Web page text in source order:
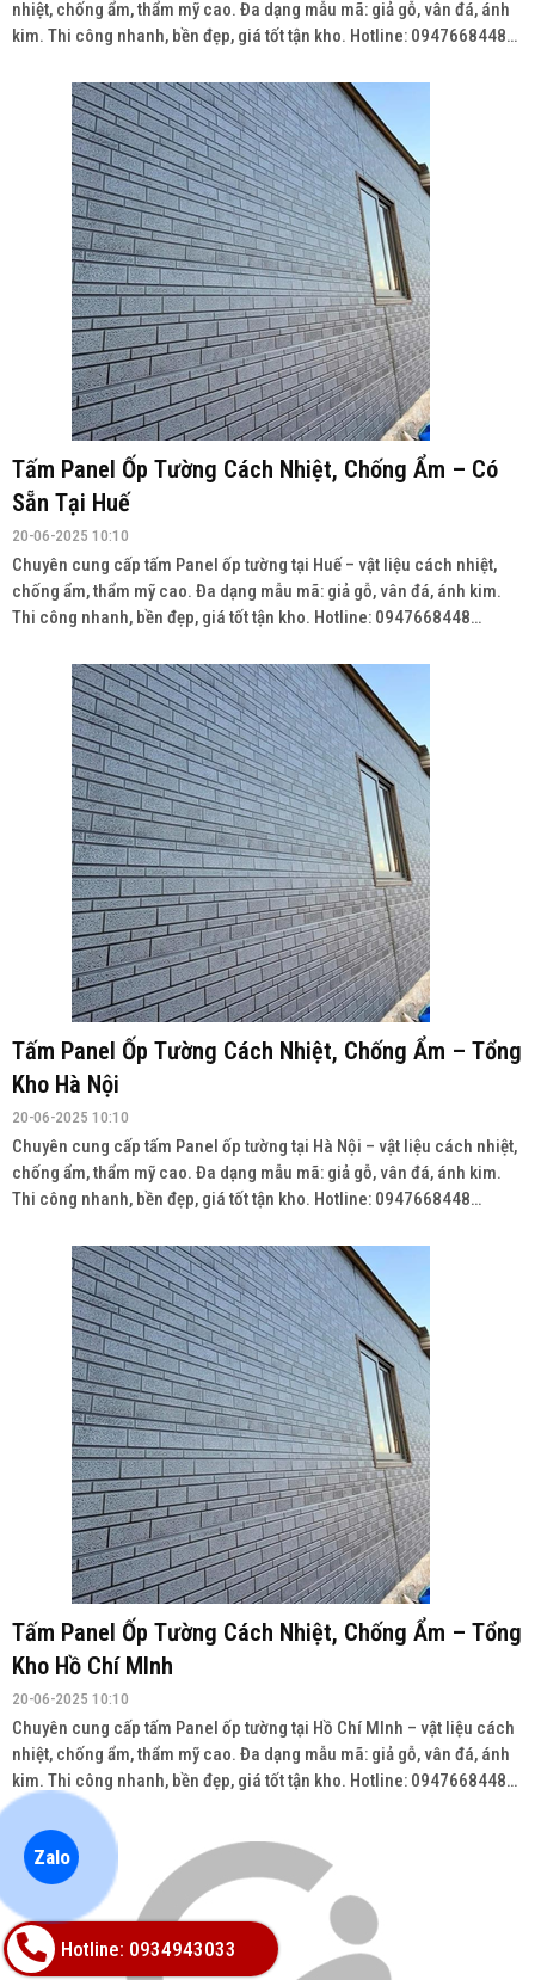
nhiệt, chống ẩm, thẩm mỹ cao. Đa dạng mẫu mã: giả gỗ, vân đá, ánh
kim. Thi công nhanh, bền đẹp, giá tốt tận kho. Hotline: 0947668448
Tấm Panel Ốp Tường Cách Nhiệt, Chống Ẩm – Có
Sẵn Tại Huế
20-06-2025 10:10
Chuyên cung cấp tấm Panel ốp tường tại Huế – vật liệu cách nhiệt,
chống ẩm, thẩm mỹ cao. Đa dạng mẫu mã: giả gỗ, vân đá, ánh kim.
Thi công nhanh, bền đẹp, giá tốt tận kho. Hotline: 0947668448
Tấm Panel Ốp Tường Cách Nhiệt, Chống Ẩm – Tổng
Kho Hà Nội
20-06-2025 10:10
Chuyên cung cấp tấm Panel ốp tường tại Hà Nội – vật liệu cách nhiệt,
chống ẩm, thẩm mỹ cao. Đa dạng mẫu mã: giả gỗ, vân đá, ánh kim.
Thi công nhanh, bền đẹp, giá tốt tận kho. Hotline: 0947668448
Tấm Panel Ốp Tường Cách Nhiệt, Chống Ẩm – Tổng
Kho Hồ Chí MInh
20-06-2025 10:10
Chuyên cung cấp tấm Panel ốp tường tại Hồ Chí MInh – vật liệu cách
nhiệt, chống ẩm, thẩm mỹ cao. Đa dạng mẫu mã: giả gỗ, vân đá, ánh
kim. Thi công nhanh, bền đẹp, giá tốt tận kho. Hotline: 0947668448
Wedsite: vatlieuhoanthien.com
Hotline: 0934943033
Zalo